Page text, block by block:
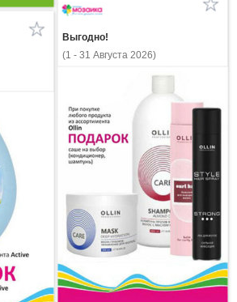
Выгодно!
(1 - 31 Августа 2026)